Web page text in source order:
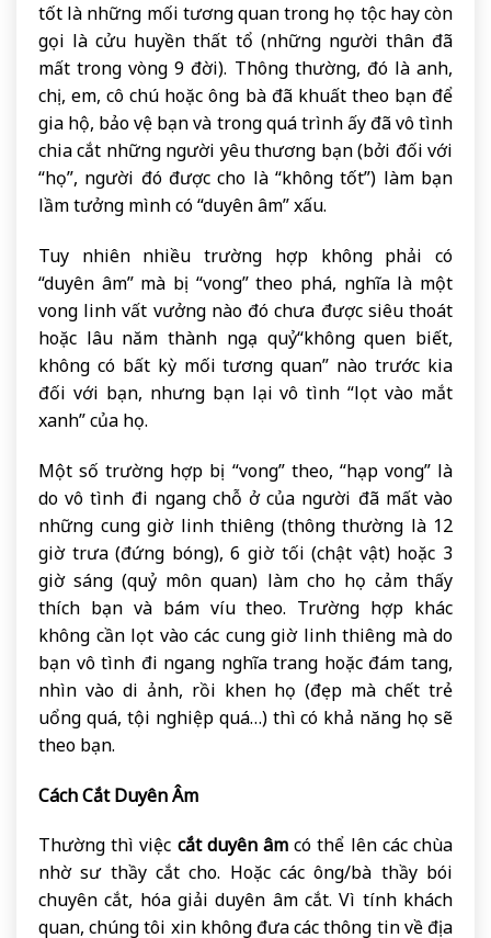
tốt là những mối tương quan trong họ tộc hay còn
gọi là cửu huyền thất tổ (những người thân đã
mất trong vòng 9 đời). Thông thường, đó là anh,
chị, em, cô chú hoặc ông bà đã khuất theo bạn để
gia hộ, bảo vệ bạn và trong quá trình ấy đã vô tình
chia cắt những người yêu thương bạn (bởi đối với
“họ”, người đó được cho là “không tốt”) làm bạn
lầm tưởng mình có “duyên âm” xấu.
Tuy nhiên nhiều trường hợp không phải có
“duyên âm” mà bị “vong” theo phá, nghĩa là một
vong linh vất vưởng nào đó chưa được siêu thoát
hoặc lâu năm thành ngạ quỷ“không quen biết,
không có bất kỳ mối tương quan” nào trước kia
đối với bạn, nhưng bạn lại vô tình “lọt vào mắt
xanh” của họ.
Một số trường hợp bị “vong” theo, “hạp vong” là
do vô tình đi ngang chỗ ở của người đã mất vào
những cung giờ linh thiêng (thông thường là 12
giờ trưa (đứng bóng), 6 giờ tối (chật vật) hoặc 3
giờ sáng (quỷ môn quan) làm cho họ cảm thấy
thích bạn và bám víu theo. Trường hợp khác
không cần lọt vào các cung giờ linh thiêng mà do
bạn vô tình đi ngang nghĩa trang hoặc đám tang,
nhìn vào di ảnh, rồi khen họ (đẹp mà chết trẻ
uổng quá, tội nghiệp quá…) thì có khả năng họ sẽ
theo bạn.
Cách Cắt Duyên Âm
Thường thì việc cắt duyên âm có thể lên các chùa
nhờ sư thầy cắt cho. Hoặc các ông/bà thầy bói
chuyên cắt, hóa giải duyên âm cắt. Vì tính khách
quan, chúng tôi xin không đưa các thông tin về địa